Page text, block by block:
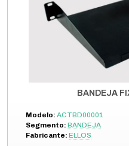
BANDEJA
Modelo: ACTBD00001
Segmento: BANDEJA
Fabricante: ELLOS